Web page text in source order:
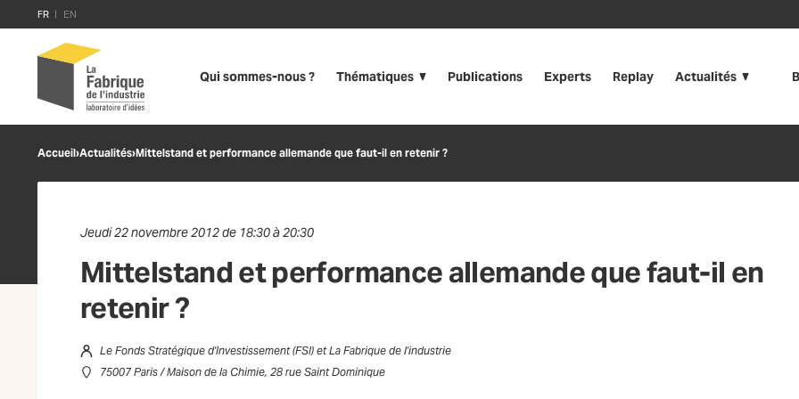
FR
EN
Qui sommes-nous ? Thématiques Publications Experts Replay Actualités
Accueil›Actualités›Mittelstand et performance allemande que faut-il en retenir ?
Jeudi 22 novembre 2012 de 18:30 à 20:30
Mittelstand et performance allemande que faut-il en
retenir ?
Le Fonds Stratégique d'Investissement (FSI) et La Fabrique de l'industrie
75007 Paris / Maison de la Chimie, 28 rue Saint Dominique